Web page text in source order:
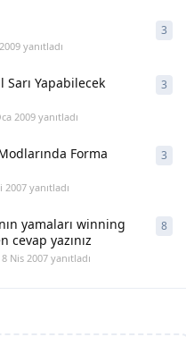
yanıtladı
3
Yapabilecek
2009yanıtladı
3
Forma
2007yanıtladı
3
yamaları winning
cevap yazınız
8 Nis 2007yanıtladı
8